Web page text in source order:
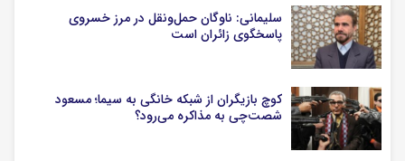
سلیمانی: ناوگان حمل‌ونقل در مرز خسروی
پاسخگوی زائران است
کوچ بازیگران از شبکه خانگی به سیما؛ مسعود
شصت‌چی به مذاکره می‌رود؟